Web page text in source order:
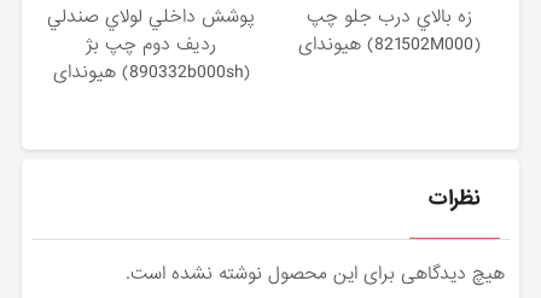
زه بالاي درب جلو چپ
(821502M000) هیوندای
پوشش داخلي لولاي صندلي
رديف دوم چپ بژ
(890332b000sh) هیوندای
نظرات
هیچ دیدگاهی برای این محصول نوشته نشده است.